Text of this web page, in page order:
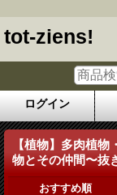
tot-ziens!
ログイン
【植物】多肉植
物とその仲間〜抜
おすすめ順